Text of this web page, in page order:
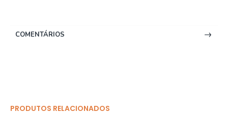
COMENTÁRIOS
PRODUTOS RELACIONADOS